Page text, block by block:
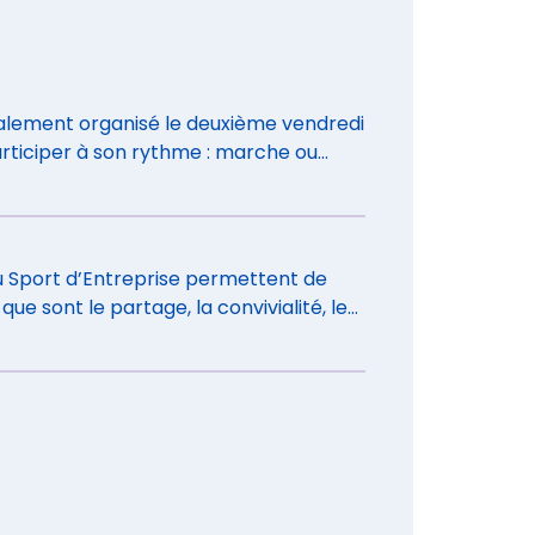
organisé le deuxième vendredi
à son rythme : marche ou
Sport d’Entreprise permettent de
sont le partage, la convivialité, le